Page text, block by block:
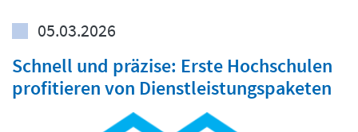
05.03.2026
Schnell und präzise: Erste Hochschulen
profitieren von Dienstleistungspaketen